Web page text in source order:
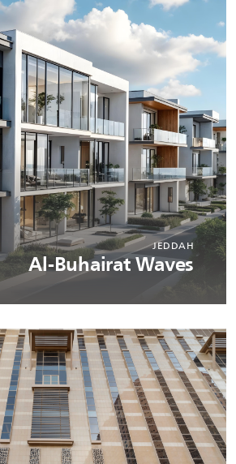
JEDDAH
Al-Buhairat Waves